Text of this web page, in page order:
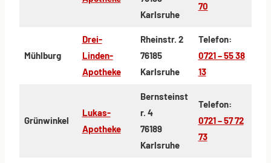
Karlsruhe
70
Mühlburg
Drei-
Linden-
Apotheke
Rheinstr. 2
76185
Karlsruhe
Telefon:
0721 – 55 38
13
Grünwinkel
Lukas-
Apotheke
Bernsteinst
r. 4
76189
Karlsruhe
Telefon:
0721 – 57 72
73